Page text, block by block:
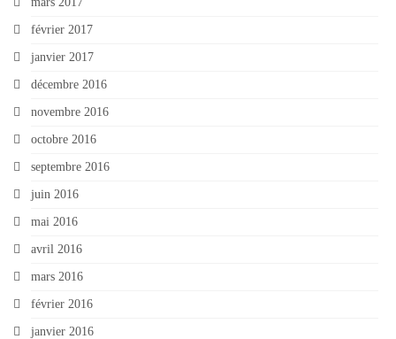
février 2017
janvier 2017
décembre 2016
novembre 2016
octobre 2016
septembre 2016
juin 2016
mai 2016
avril 2016
mars 2016
février 2016
janvier 2016